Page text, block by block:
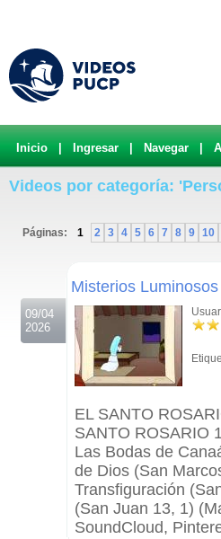
Inicio Ingresar Navegar
Videos por categoría:
Páginas: 1 2 3 4 5 6 7 8 9 10
09/04
2026
Misterios
EL SANTO
SANTO ROSARIO
Las Bodas de
de Dios (San
Transfiguración
(San Juan 13, 1)
SoundCloud,